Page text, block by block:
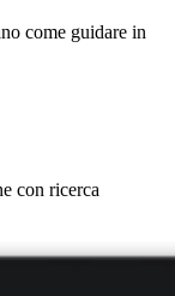
come guidare in
con ricerca